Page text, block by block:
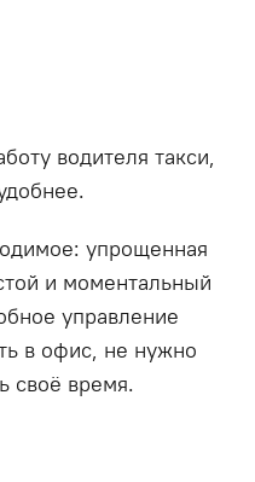
водителя такси,
упрощенная
и моментальный
управление
в офис, не нужно
своё время.